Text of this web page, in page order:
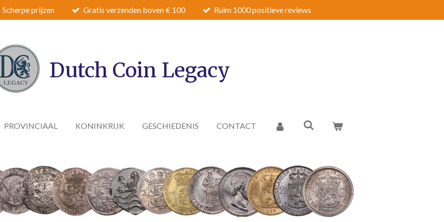
Scherpe prijzen Gratis verzenden boven € 100 Ruim 1000 positieve reviews
Dutch Coin Legacy
PROVINCIAAL KONINKRIJK GESCHIEDENIS CONTACT